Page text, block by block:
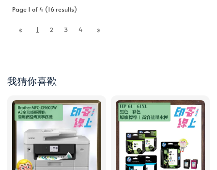
Page 1 of 4 (16 results)
1 2 3 4
我猜你喜歡